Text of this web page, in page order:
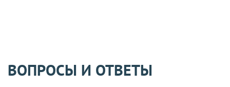
ВОПРОСЫ И ОТВЕТЫ